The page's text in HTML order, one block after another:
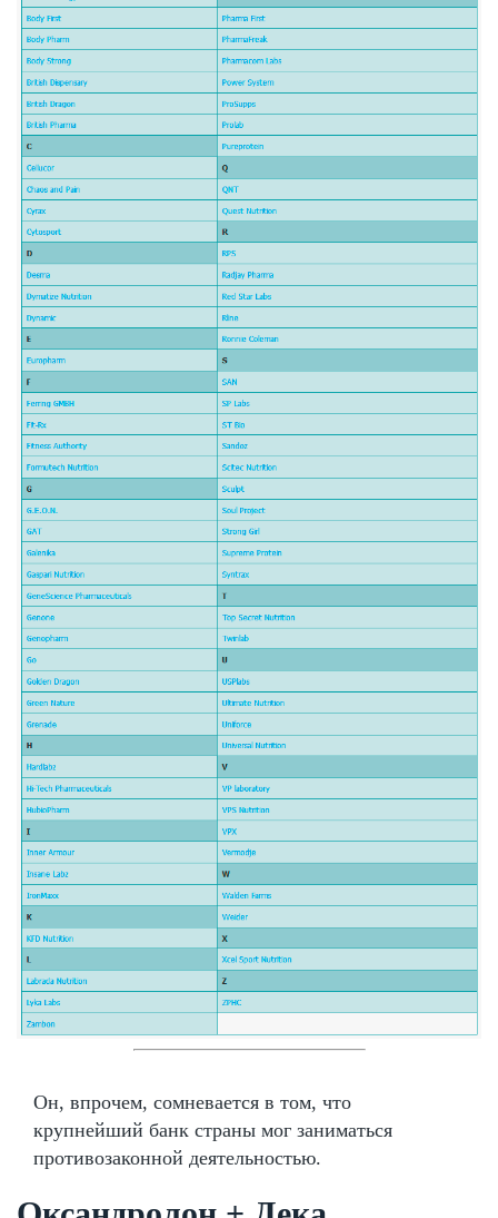
Он, впрочем, сомневается в том, что
крупнейший банк страны мог заниматься
противозаконной деятельностью.